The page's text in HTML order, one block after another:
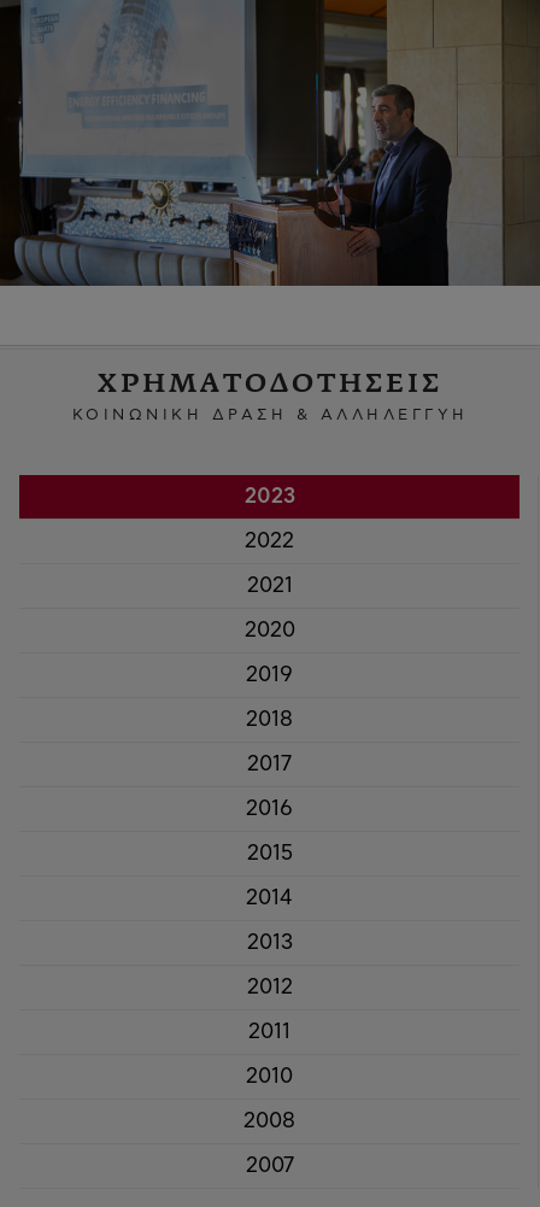
ΧΡΗΜΑΤΟΔΟΤΗΣΕΙΣ
ΚΟΙΝΩΝΙΚΗ ΔΡΑΣΗ & ΑΛΛΗΛΕΓΓΥΗ
2023
2022
2021
2020
2019
2018
2017
2016
2015
2014
2013
2012
2011
2010
2008
2007